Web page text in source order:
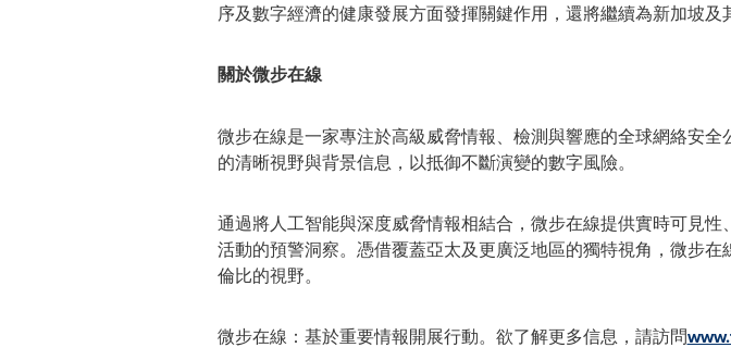
序及數字經濟的健康發展方面發揮關鍵作用，還將繼續為新加坡
關於微步在線
微步在線是一家專注於高級威脅情報、檢測與響應的全球網絡安全
的清晰視野與背景信息，以抵御不斷演變的數字風險。
通過將人工智能與深度威脅情報相結合， 微步在線提供實時可見性
活動的預警洞察。憑借覆蓋亞太及更廣泛地區的獨特視角， 微步在
倫比的視野。
微步在線 ：基於重要情報開展行動。欲了解更多信息，請訪問